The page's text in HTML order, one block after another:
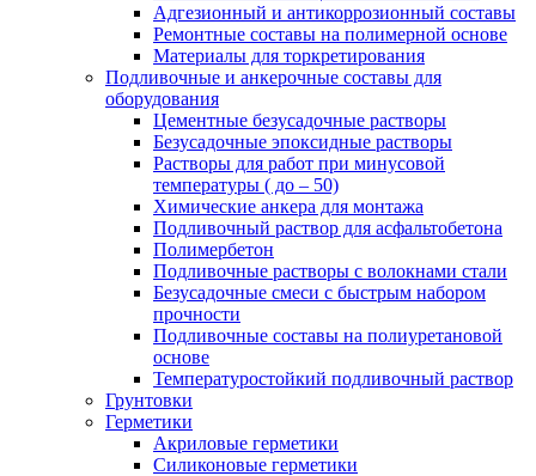
Адгезионный и антикоррозионный составы
Ремонтные составы на полимерной основе
Материалы для торкретирования
Подливочные и анкерочные составы для
оборудования
Цементные безусадочные растворы
Безусадочные эпоксидные растворы
Растворы для работ при минусовой
температуры ( до – 50)
Химические анкера для монтажа
Подливочный раствор для асфальтобетона
Полимербетон
Подливочные растворы с волокнами стали
Безусадочные смеси с быстрым набором
прочности
Подливочные составы на полиуретановой
основе
Температуростойкий подливочный раствор
Грунтовки
Герметики
Акриловые герметики
Силиконовые герметики